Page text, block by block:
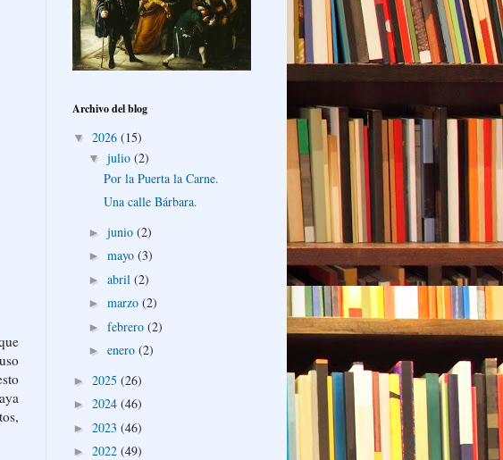
Archivo del blog
▼ 2026 (15)
▼ julio (2)
Por la Puerta la Carne.
Una calle Bárbara.
► junio (2)
► mayo (3)
► abril (2)
► marzo (2)
► febrero (2)
► enero (2)
► 2025 (26)
► 2024 (46)
► 2023 (46)
► 2022 (49)